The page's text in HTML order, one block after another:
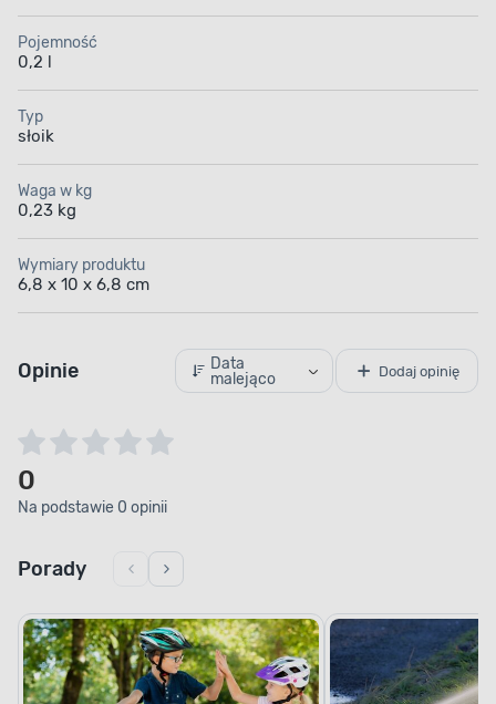
Pojemność
0,2 l
Typ
słoik
Waga w kg
0,23 kg
Wymiary produktu
6,8 x 10 x 6,8 cm
Opinie
Data
malejąco
Dodaj opinię
0
Na podstawie 0 opinii
Porady